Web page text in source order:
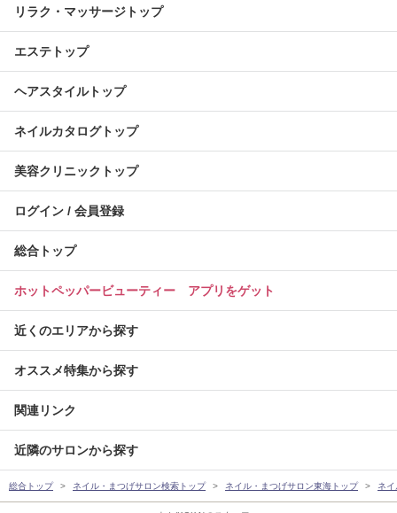
リラク・マッサージトップ
エステトップ
ヘアスタイルトップ
ネイルカタログトップ
美容クリニックトップ
ログイン / 会員登録
総合トップ
ホットペッパービューティー アプリをゲット
近くのエリアから探す
オススメ特集から探す
関連リンク
近隣のサロンから探す
総合トップ ネイル・まつげサロン検索トップ ネイル・まつげサロン東海トップ ネ